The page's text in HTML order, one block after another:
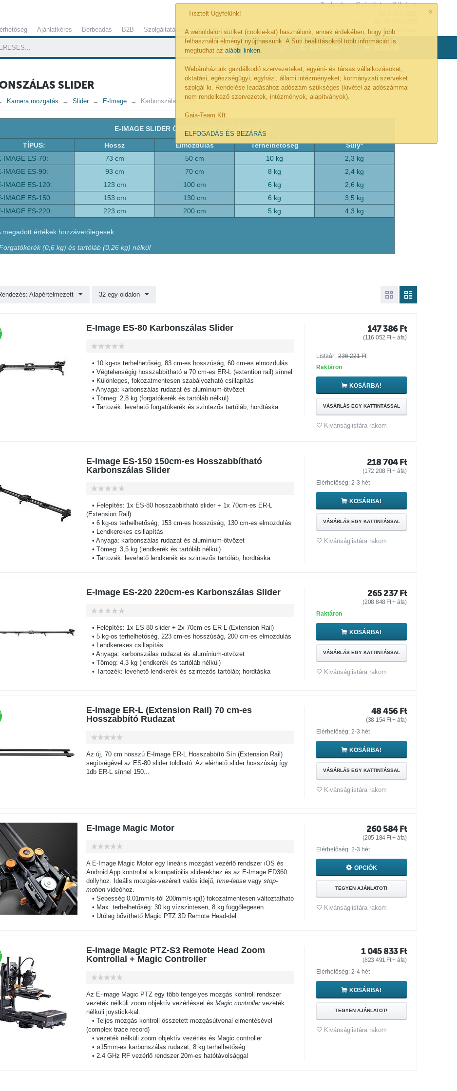
×
Tisztelt Ügyfelünk!
A weboldalon sütiket (cookie-kat) használunk, annak érdekében, hogy jobb
felhasználói élményt nyújthassunk. A Süti beállításokról több információt is
megtudhat azalábbi linken.
Webáruházunk gazdálkodó szervezeteket; egyéni- és társas vállalkozásokat;
oktatási, egészségügyi, egyházi, állami intézményeket; kormányzati szerveket
szolgál ki. Rendelése leadásához adószám szükséges (kivétel az adószámmal
nem rendelkező szervezetek, intézmények, alapítványok).
Gaia-Team Kft.
ELFOGADÁS ÉS BEZÁRÁS
Tech-info Gyártóink Pályázat
Ajánlatkérés Bérbeadás B2B Szolgáltatások Referenciák Visszahívás
0
SLIDER
Kamera mozgatás Slider E-Image Karbonszálas slider
E-IMAGE SLIDER ÖSSZEHASONLÍTÓ TÁBLÁZAT
TÍPUS: Hossz Elmozdulás Terhelhetőség
Súly*
IMAGE ES-70:
73 cm 50 cm 10 kg
2,3 kg
IMAGE ES-90:
93 cm 70 cm 8 kg
2,4 kg
IMAGE ES-120:
123 cm 100 cm 6 kg
2,6 kg
IMAGE ES-150:
153 cm 130 cm 6 kg
3,5 kg
IMAGE ES-220:
223 cm 200 cm 5 kg 4,3 kg
megadott értékek hozzávetőlegesek.
(0,6 kg) és tartóláb (0,26 kg) nélkül
Alapértelmezett 32 egy oldalon
E-Image ES-80 Karbonszálas Slider
• 10 kg-os terhelhetőség, 83 cm-es hosszúság, 60 cm-es elmozdulás
• Végtelenségig hosszabbítható a 70 cm-es ER-L (extention rail) sínnel
• Különleges, fokozatmentesen szabályozható csillapítás
• Anyaga: karbonszálas rudazat és alumínium-ötvözet
• Tömeg: 2,8 kg (forgatókerék és tartóláb nélkül)
• Tartozék: levehető forgatókerék és szintezős tartóláb; hordtáska
147 386 Ft
(116 052 Ft+ áfa)
Listaár: 236 221 Ft
Raktáron
KOSÁRBA!
VÁSÁRLÁS EGY KATTINTÁSSAL
Kivánságlistára rakom
E-Image ES-150 150cm-es Hosszabbítható
Karbonszálas Slider
• Felépítés: 1x ES-80 hosszabbítható slider + 1x 70cm-es ER-L
(Extension Rail)
• 6 kg-os terhelhetőség, 153 cm-es hosszúság, 130 cm-es elmozdulás
• Lendkerekes csillapítás
• Anyaga: karbonszálas rudazat és alumínium-ötvözet
• Tömeg: 3,5 kg (lendkerék és tartóláb nélkül)
• Tartozék: levehető lendkerék és szintezős tartóláb; hordtáska
218 704 Ft
(172 208 Ft+ áfa)
Elérhetőség: 2-3 hét
KOSÁRBA!
VÁSÁRLÁS EGY KATTINTÁSSAL
Kivánságlistára rakom
E-Image ES-220 220cm-es Karbonszálas Slider
• Felépítés: 1x ES-80 slider + 2x 70cm-es ER-L (Extension Rail)
• 5 kg-os terhelhetőség, 223 cm-es hosszúság, 200 cm-es elmozdulás
• Lendkerekes csillapítás
• Anyaga: karbonszálas rudazat és alumínium-ötvözet
• Tömeg: 4,3 kg (lendkerék és tartóláb nélkül)
• Tartozék: levehető lendkerék és szintezős tartóláb; hordtáska
265 237 Ft
(208 848 Ft+ áfa)
Raktáron
KOSÁRBA!
VÁSÁRLÁS EGY KATTINTÁSSAL
Kivánságlistára rakom
E-Image ER-L (Extension Rail) 70 cm-es
Hosszabbító Rudazat
Az új, 70 cm hosszú E-Image ER-L Hosszabbító Sín (Extension Rail)
segítségével az ES-80 slider toldható. Az elérhető slider hosszúság így
1db ER-L sínnel 150...
48 456 Ft
(38 154 Ft+ áfa)
Elérhetőség: 2-3 hét
KOSÁRBA!
VÁSÁRLÁS EGY KATTINTÁSSAL
Kivánságlistára rakom
E-Image Magic Motor
A E-Image Magic Motor egy lineáris mozgást vezérlő rendszer iOS és
Android App kontrollal a kompatibilis sliderekhez és az E-Image ED360
dollyhoz. Ideális mozgás-vezérelt valós idejű, time-lapsevagy stop-
motionvideóhoz.
• Sebesség 0,01mm/s-tól 200mm/s-ig(!) fokozatmentesen változtatható
• Max. terhelhetőség: 30 kg vízszintesen, 8 kg függőlegesen
• Utólag bővíthető Magic PTZ 3D Remote Head-del
260 584 Ft
(205 184 Ft+ áfa)
Elérhetőség: 2-3 hét
OPCIÓK
TEGYEN AJÁNLATOT!
Kivánságlistára rakom
E-Image Magic PTZ-S3 Remote Head Zoom
Kontrollal + Magic Controller
Az E-image Magic PTZ egy több tengelyes mozgás kontroll rendszer
vezeték nélküli zoom objektív vezérléssel és Magic controllervezeték
nélküli joystick-kal.
• Teljes mozgás kontroll összetett mozgásútvonal elmentésével
(complex trace record)
• vezeték nélküli zoom objektív vezérlés és Magic controller
• ø15mm-es karbonszálas rudazat, 8 kg terhelhetőség
• 2.4 GHz RF vezérlő rendszer 20m-es hatótávolsággal
1 045 833 Ft
(823 491 Ft+ áfa)
Elérhetőség: 2-4 hét
KOSÁRBA!
TEGYEN AJÁNLATOT!
Kivánságlistára rakom